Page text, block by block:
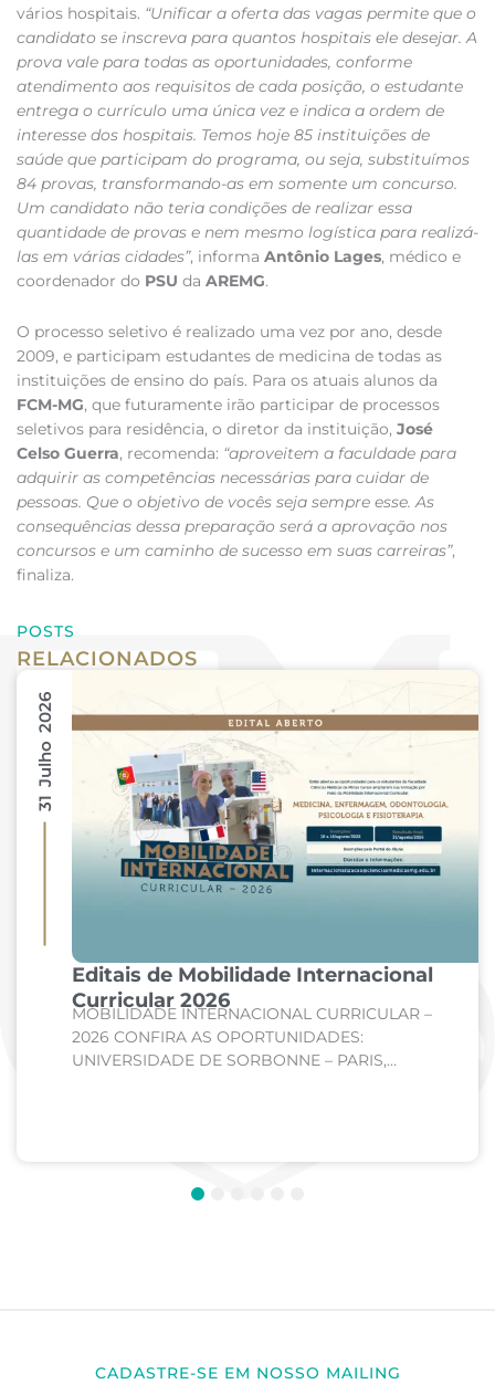
vários hospitais. “Unificar a oferta das vagas permite que o
candidato se inscreva para quantos hospitais ele desejar. A
prova vale para todas as oportunidades, conforme
atendimento aos requisitos de cada posição, o estudante
entrega o currículo uma única vez e indica a ordem de
interesse dos hospitais. Temos hoje 85 instituições de
saúde que participam do programa, ou seja, substituímos
84 provas, transformando-as em somente um concurso.
Um candidato não teria condições de realizar essa
quantidade de provas e nem mesmo logística para realizá-
las em várias cidades”, informa Antônio Lages, médico e
coordenador do PSU da AREMG.
O processo seletivo é realizado uma vez por ano, desde
2009, e participam estudantes de medicina de todas as
instituições de ensino do país. Para os atuais alunos da
FCM-MG, que futuramente irão participar de processos
seletivos para residência, o diretor da instituição, José
Celso Guerra, recomenda: “aproveitem a faculdade para
adquirir as competências necessárias para cuidar de
pessoas. Que o objetivo de vocês seja sempre esse. As
consequências dessa preparação será a aprovação nos
concursos e um caminho de sucesso em suas carreiras”,
finaliza.
POSTS
RELACIONADOS
Editais de Mobilidade Internacional
Curricular 2026
MOBILIDADE INTERNACIONAL CURRICULAR –
2026 CONFIRA AS OPORTUNIDADES:
UNIVERSIDADE DE SORBONNE – PARIS,
31 Julho 2026
4
CADASTRE-SE EM NOSSO MAILING